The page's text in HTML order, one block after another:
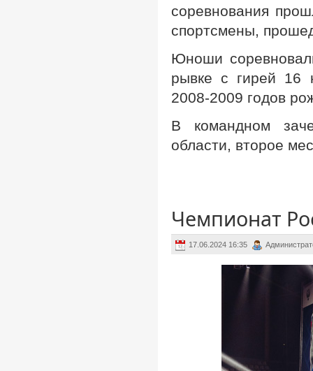
соревнования
спортсмены,
Юноши
рывке с гирей 16
2008-2009 годов
В командном
области, второе
Чемпионат
17.06.2024 16:35